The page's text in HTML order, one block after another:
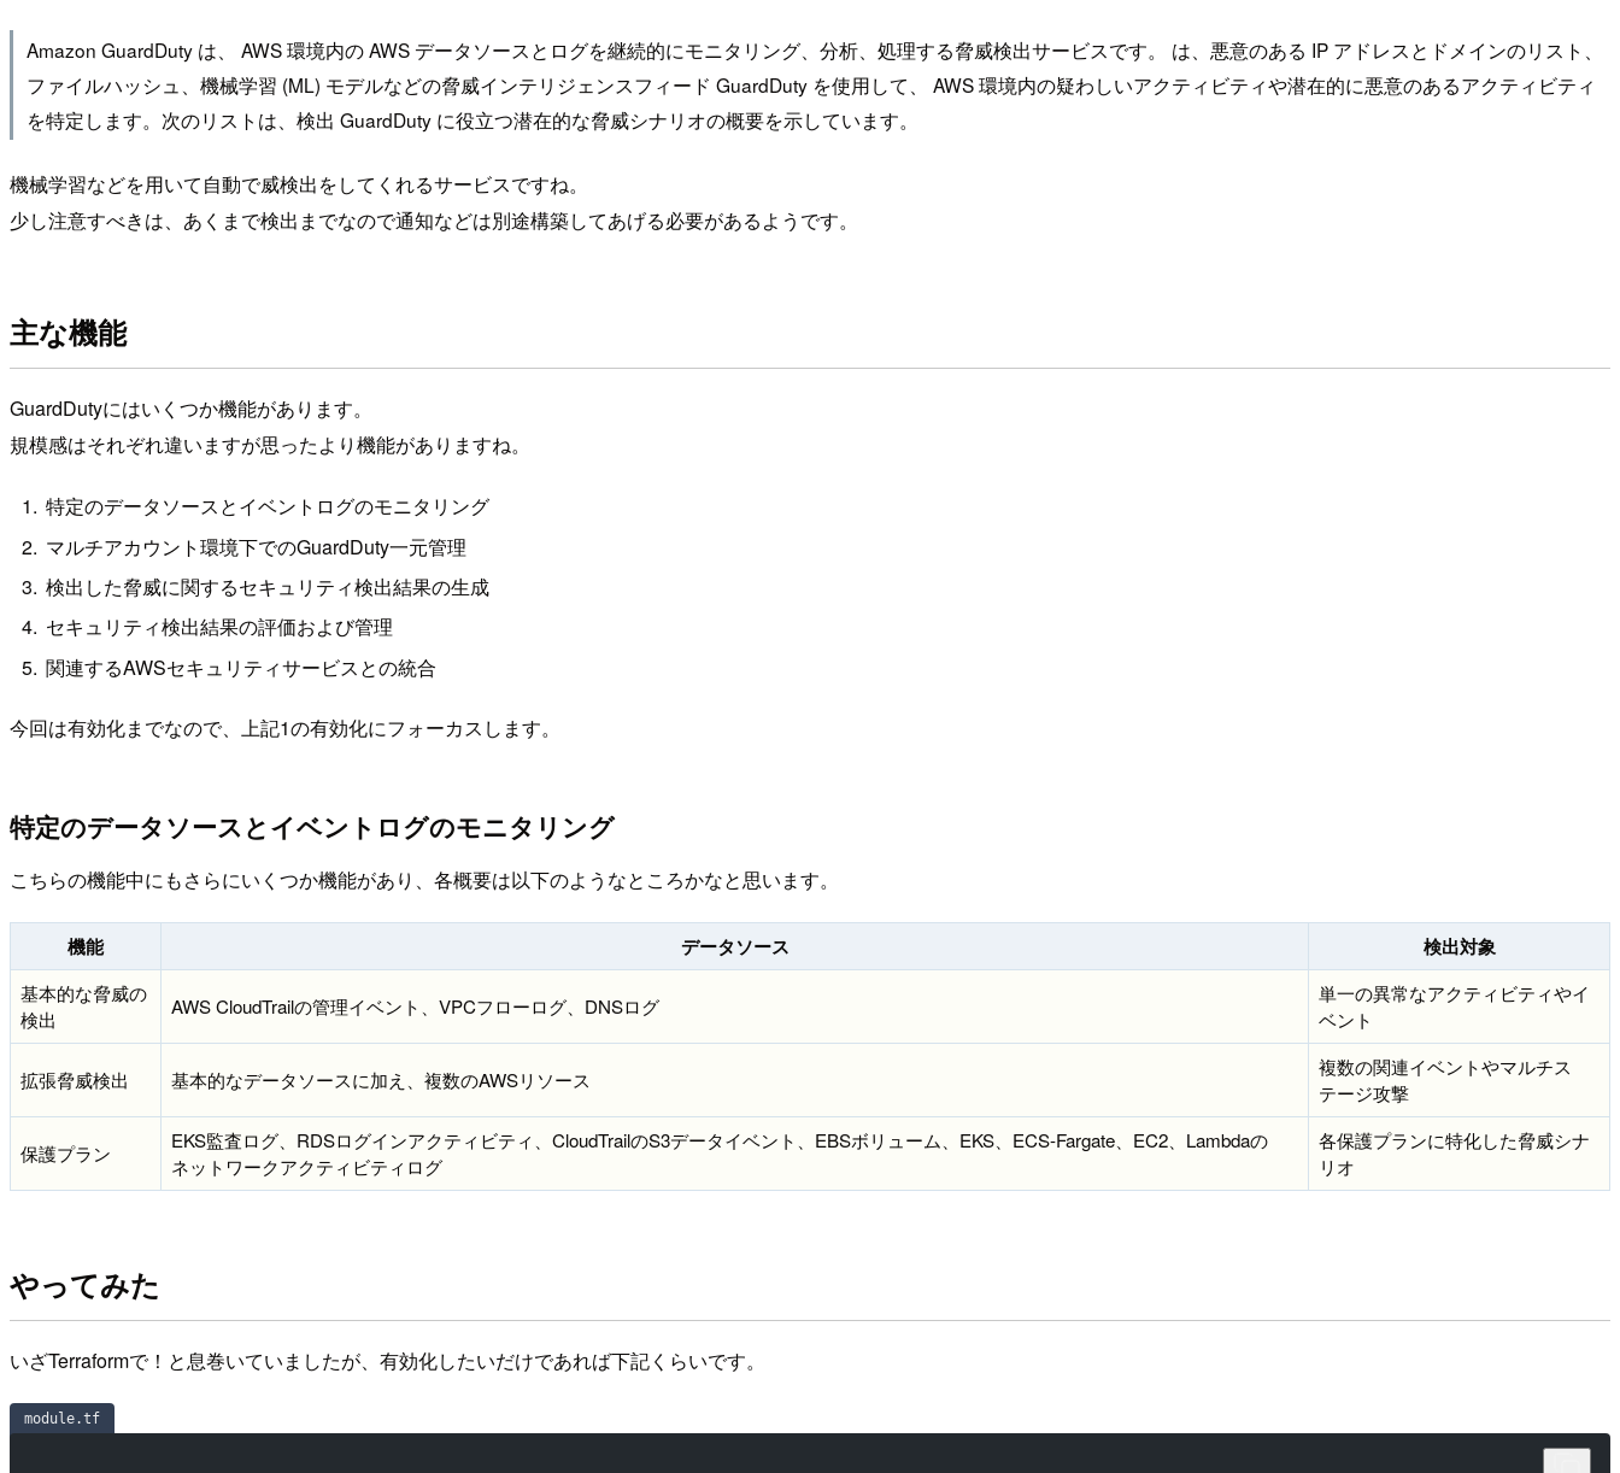
Amazon GuardDuty は、 AWS 環境内の AWS データソースとログを継続的にモニタリング、分析、処理する脅威検出サービスです。 は、悪意のある IP アドレスとドメインのリスト、
ファイルハッシュ、機械学習 (ML) モデルなどの脅威インテリジェンスフィード GuardDuty を使用して、 AWS 環境内の疑わしいアクティビティや潜在的に悪意のあるアクティビティ
を特定します。次のリストは、検出 GuardDuty に役立つ潜在的な脅威シナリオの概要を示しています。
機械学習などを用いて自動で威検出をしてくれるサービスですね。
少し注意すべきは、あくまで検出までなので通知などは別途構築してあげる必要があるようです。
主な機能
GuardDutyにはいくつか機能があります。
規模感はそれぞれ違いますが思ったより機能がありますね。
特定のデータソースとイベントログのモニタリング
マルチアカウント環境下でのGuardDuty一元管理
検出した脅威に関するセキュリティ検出結果の生成
セキュリティ検出結果の評価および管理
関連するAWSセキュリティサービスとの統合
今回は有効化までなので、上記1の有効化にフォーカスします。
特定のデータソースとイベントログのモニタリング
こちらの機能中にもさらにいくつか機能があり、各概要は以下のようなところかなと思います。
機能 データソース 検出対象
基本的な脅威の
検出
AWS CloudTrailの管理イベント、VPCフローログ、DNSログ
単一の異常なアクティビティやイ
ベント
拡張脅威検出 基本的なデータソースに加え、複数のAWSリソース
複数の関連イベントやマルチス
テージ攻撃
保護プラン
EKS監査ログ、RDSログインアクティビティ、CloudTrailのS3データイベント、EBSボリューム、EKS、ECS-Fargate、EC2、Lambdaの
ネットワークアクティビティログ
各保護プランに特化した脅威シナ
リオ
やってみた
いざTerraformで！と息巻いていましたが、有効化したいだけであれば下記くらいです。
module.tf